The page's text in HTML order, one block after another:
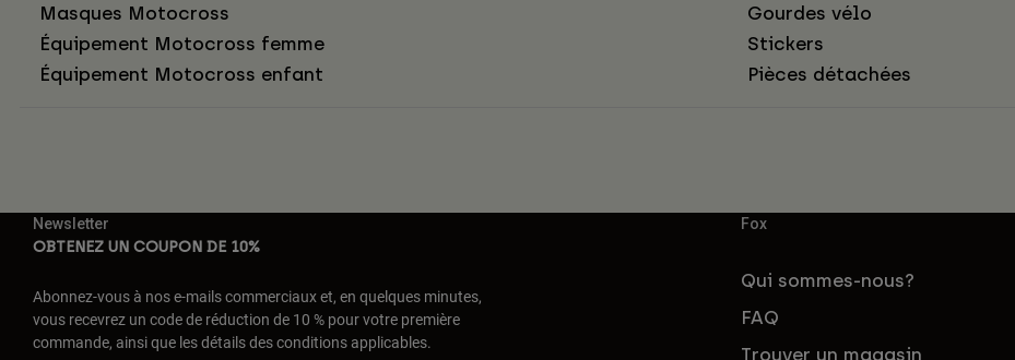
Masques Motocross
Équipement Motocross femme
Équipement Motocross enfant
Gourdes vélo
Stickers
Pièces détachées
Newsletter
OBTENEZ UN COUPON DE 10%
Abonnez-vous à nos e-mails commerciaux et, en quelques minutes,
vous recevrez un code de réduction de 10 % pour votre première
commande, ainsi que les détails des conditions applicables.
Fox
Qui sommes-nous?
FAQ
Trouver un magasin